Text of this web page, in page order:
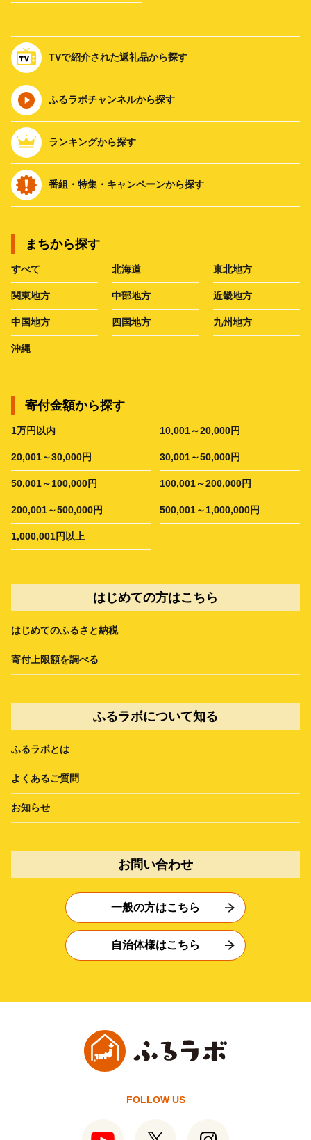
TVで紹介された返礼品から探す
ふるラボチャンネルから探す
ランキングから探す
番組・特集・キャンペーンから探す
まちから探す
すべて 北海道 東北地方
関東地方 中部地方 近畿地方
中国地方 四国地方 九州地方
沖縄
寄付金額から探す
1万円以内 10,001～20,000円
20,001～30,000円 30,001～50,000円
50,001～100,000円 100,001～200,000円
200,001～500,000円 500,001～1,000,000円
1,000,001円以上
はじめての方はこちら
はじめてのふるさと納税
寄付上限額を調べる
ふるラボについて知る
ふるラボとは
よくあるご質問
お知らせ
お問い合わせ
一般の方はこちら
自治体様はこちら
FOLLOW US